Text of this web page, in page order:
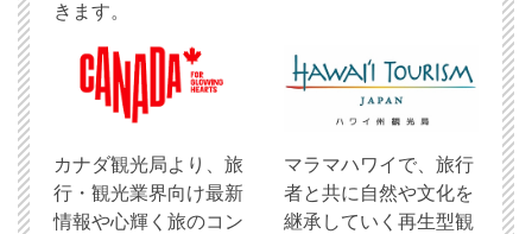
きます。
​カナダ観光局より、旅
行・観光業界向け最新
情報や心輝く旅のコン
マラマハワイで、旅行
者と共に自然や文化を
継承していく再生型観